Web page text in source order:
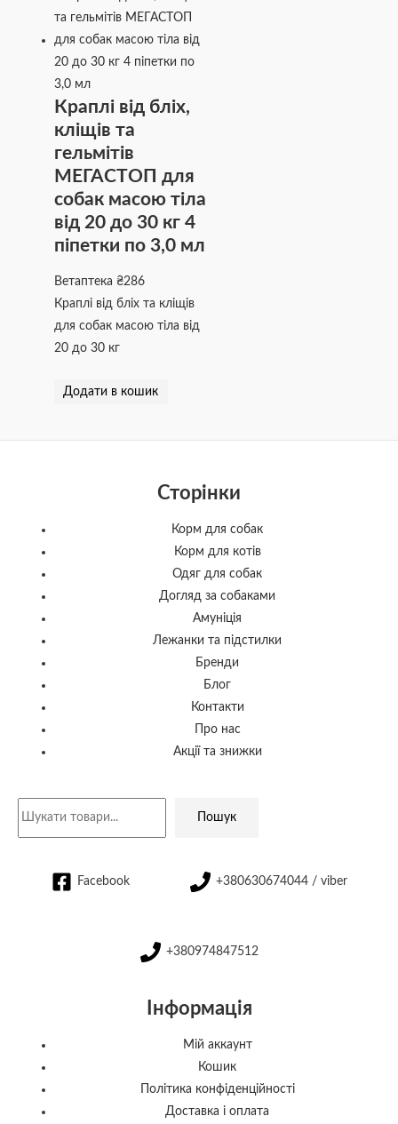
Краплі від бліх,
кліщів та
гельмітів
МЕГАСТОП для
собак масою тіла
від 20 до 30 кг 4
піпетки по 3,0 мл
Ветаптека₴286
Краплі від бліх та кліщів
для собак масою тіла від
20 до 30 кг
Додати в кошик
Сторінки
Корм для собак
Корм для котів
Одяг для собак
Догляд за собаками
Амуніція
Лежанки та підстилки
Бренди
Блог
Контакти
Про нас
Акції та знижки
Пошук
Facebook +380630674044 / viber
+380974847512
Інформація
Мій аккаунт
Кошик
Політика конфіденційності
Доставка і оплата